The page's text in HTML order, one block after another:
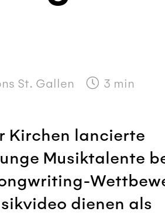
St. Gallen 3 min
Kirchen lancierte
Musiktalente
dienen als